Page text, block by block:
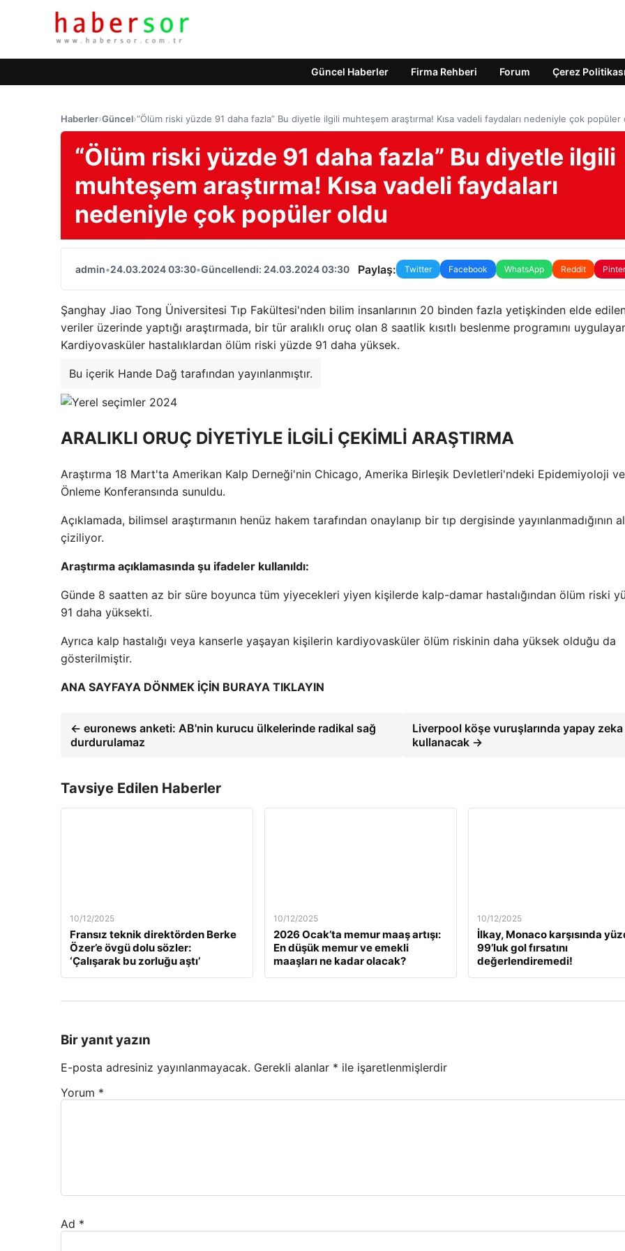
Güncel Haberler Firma Rehberi Forum Çerez Politikası
Haberler›Güncel›“Ölüm riski yüzde 91 daha fazla” Bu diyetle ilgili muhteşem araştırma! Kısa vadeli faydaları nedeniyle çok popüler
“Ölüm riski yüzde 91 daha fazla” Bu diyetle ilgili
muhteşem araştırma! Kısa vadeli faydaları
nedeniyle çok popüler oldu
admin•24.03.2024 03:30•Güncellendi: 24.03.2024 03:30 Paylaş: Twitter Facebook WhatsApp Reddit
Şanghay Jiao Tong Üniversitesi Tıp Fakültesi'nden bilim insanlarının 20 binden fazla yetişkinden elde
veriler üzerinde yaptığı araştırmada, bir tür aralıklı oruç olan 8 saatlik kısıtlı beslenme programını
Kardiyovasküler hastalıklardan ölüm riski yüzde 91 daha yüksek.
Bu içerik Hande Dağ tarafından yayınlanmıştır.
ARALIKLI ORUÇ DİYETİYLE İLGİLİ ÇEKİMLİ ARAŞTIRMA
Araştırma 18 Mart'ta Amerikan Kalp Derneği'nin Chicago, Amerika Birleşik Devletleri'ndeki Epidemiyoloji ve
Önleme Konferansında sunuldu.
Açıklamada, bilimsel araştırmanın henüz hakem tarafından onaylanıp bir tıp dergisinde yayınlanmadığının
çiziliyor.
Araştırma açıklamasında şu ifadeler kullanıldı:
Günde 8 saatten az bir süre boyunca tüm yiyecekleri yiyen kişilerde kalp-damar hastalığından ölüm riski
91 daha yüksekti.
Ayrıca kalp hastalığı veya kanserle yaşayan kişilerin kardiyovasküler ölüm riskinin daha yüksek olduğu da
gösterilmiştir.
ANA SAYFAYA DÖNMEK İÇİN BURAYA TIKLAYIN
← euronews anketi: AB'nin kurucu ülkelerinde radikal sağ
durdurulamaz
Liverpool köşe vuruşlarında yapay zeka
kullanacak →
Tavsiye Edilen Haberler
10/12/2025
Fransız teknik direktörden Berke
Özer’e övgü dolu sözler:
‘Çalışarak bu zorluğu aştı’
10/12/2025
2026 Ocak’ta memur maaş artışı:
En düşük memur ve emekli
maaşları ne kadar olacak?
10/12/2025
İlkay, Monaco karşısında
99’luk gol fırsatını
değerlendiremedi!
Bir yanıt yazın
E-posta adresiniz yayınlanmayacak. Gerekli alanlar * ile işaretlenmişlerdir
Yorum *
Ad *